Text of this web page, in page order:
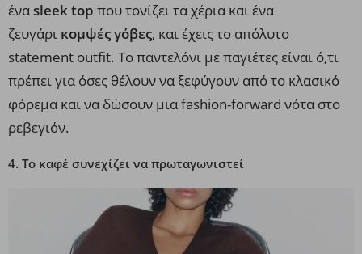
έναsleek top που τονίζει τα χέρια και ένα
ζευγάρι κομψές γόβες, και έχεις το απόλυτο
statement outfit. Το παντελόνι με παγιέτες είναι ό,τι
πρέπει για όσες θέλουν να ξεφύγουν από το κλασικό
φόρεμα και να δώσουν μια fashion-forward νότα στο
ρεβεγιόν.
4. Το καφέ συνεχίζει να πρωταγωνιστεί